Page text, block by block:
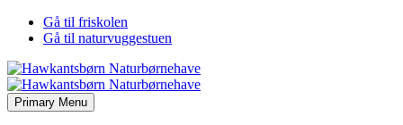
Gå til friskolen
Gå til naturvuggestuen
Primary Menu